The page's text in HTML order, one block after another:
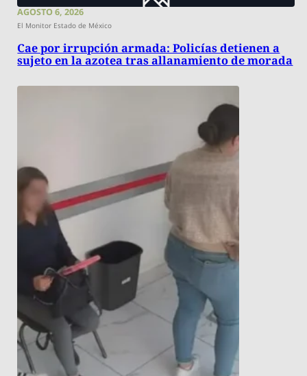
AGOSTO 6, 2026
El Monitor Estado de México
Cae por irrupción armada: Policías detienen a
sujeto en la azotea tras allanamiento de morada